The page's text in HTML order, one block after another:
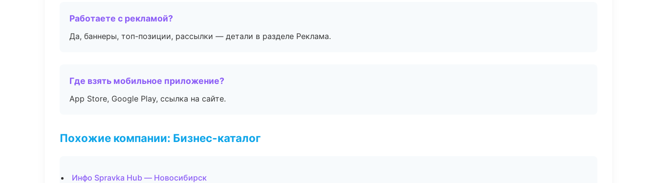
Работаете с рекламой?
Да, баннеры, топ-позиции, рассылки — детали в разделе Реклама.
Где взять мобильное приложение?
App Store, Google Play, ссылка на сайте.
Похожие компании: Бизнес-каталог
Инфо Spravka Hub — Новосибирск